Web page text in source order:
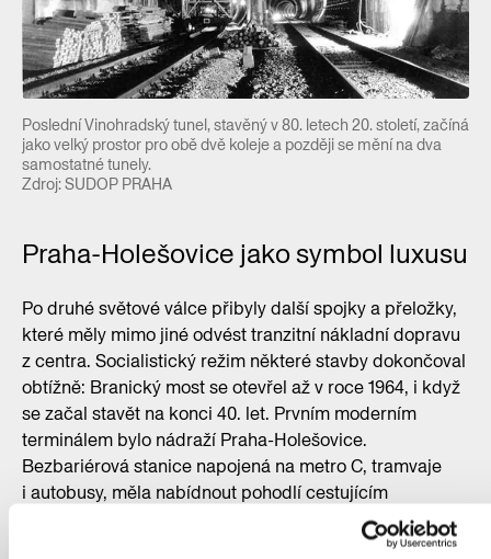
Poslední Vinohradský tunel, stavěný v 80. letech 20. století, začíná
jako velký prostor pro obě dvě koleje a později se mění na dva
samostatné tunely.
Zdroj: SUDOP PRAHA
Praha-Holešovice jako symbol luxusu
Po druhé světové válce přibyly další spojky a přeložky,
které měly mimo jiné odvést tranzitní nákladní dopravu
z centra. Socialistický režim některé stavby dokončoval
obtížně: Branický most se otevřel až v roce 1964, i když
se začal stavět na konci 40. let. Prvním moderním
terminálem bylo nádraží Praha-Holešovice.
Bezbariérová stanice napojená na metro C, tramvaje
i autobusy, měla nabídnout pohodlí cestujícím
z mezinárodních vlaků. Některé důležité spoje, třeba
z Německa na Slovensko, českou metropolí jen